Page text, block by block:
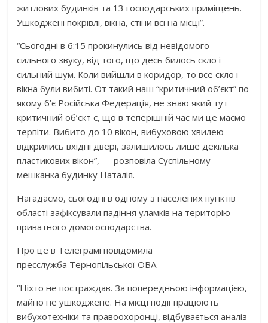
житлових будинків та 13 господарських приміщень.
Ушкоджені покрівлі, вікна, стіни всі на місці”.
“Сьогодні в 6:15 прокинулись від невідомого
сильного звуку, від того, що десь билось скло і
сильний шум. Коли вийшли в коридор, то все скло і
вікна були вибиті. От такий наш “критичний об’єкт” по
якому б’є Російська Федерація, не знаю який тут
критичний об’єкт є, що в теперішній час ми це маємо
терпіти. Вибито до 10 вікон, вибуховою хвилею
відкрились вхідні двері, залишилось лише декілька
пластикових вікон”, — розповіла Суспільному
мешканка будинку Наталія.
Нагадаємо, сьогодні в одному з населених пунктів
області зафіксували падіння уламків на територію
приватного домогосподарства.
Про це в Телеграмі повідомила
пресслужба Тернопільської ОВА.
“Ніхто не постраждав. За попередньою інформацією,
майно не ушкоджене. На місці події працюють
вибухотехніки та правоохоронці, відбувається аналіз